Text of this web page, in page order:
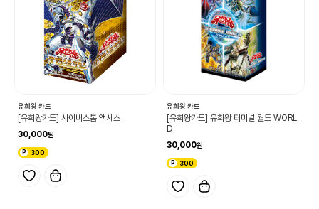
유희왕 카드
[유희왕카드] 사이버스톰 액세스
30,000
300
유희왕 카드
[유희왕카드] 유희왕 터미널 월드 WORL
D
30,000
300